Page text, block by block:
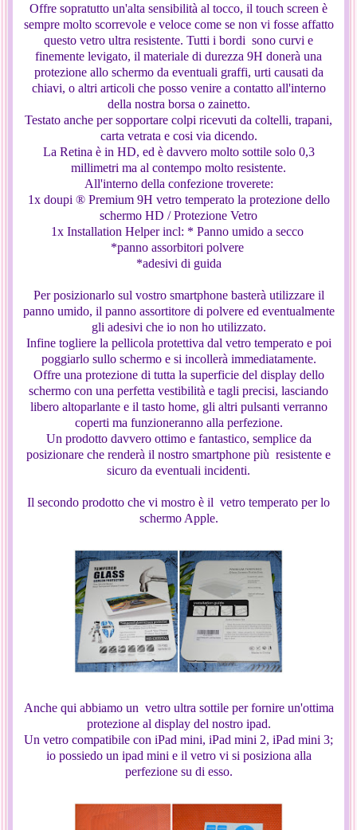
Offre sopratutto un'alta sensibilità al tocco, il touch screen è
sempre molto scorrevole e veloce come se non vi fosse affatto
questo vetro ultra resistente. Tutti i bordi sono curvi e
finemente levigato, il materiale di durezza 9H donerà una
protezione allo schermo da eventuali graffi, urti causati da
chiavi, o altri articoli che posso venire a contatto all'interno
della nostra borsa o zainetto.
Testato anche per sopportare colpi ricevuti da coltelli, trapani,
carta vetrata e cosi via dicendo.
La Retina è in HD, ed è davvero molto sottile solo 0,3
millimetri ma al contempo molto resistente.
All'interno della confezione troverete:
1x doupi ® Premium 9H vetro temperato la protezione dello
schermo HD / Protezione Vetro
1x Installation Helper incl: * Panno umido a secco
*panno assorbitori polvere
*adesivi di guida
Per posizionarlo sul vostro smartphone basterà utilizzare il
panno umido, il panno assortitore di polvere ed eventualmente
gli adesivi che io non ho utilizzato.
Infine togliere la pellicola protettiva dal vetro temperato e poi
poggiarlo sullo schermo e si incollerà immediatamente.
Offre una protezione di tutta la superficie del display dello
schermo con una perfetta vestibilità e tagli precisi, lasciando
libero altoparlante e il tasto home, gli altri pulsanti verranno
coperti ma funzioneranno alla perfezione.
Un prodotto davvero ottimo e fantastico, semplice da
posizionare che renderà il nostro smartphone più resistente e
sicuro da eventuali incidenti.
Il secondo prodotto che vi mostro è il vetro temperato per lo
schermo Apple.
Anche qui abbiamo un vetro ultra sottile per fornire un'ottima
protezione al display del nostro ipad.
Un vetro compatibile con iPad mini, iPad mini 2, iPad mini 3;
io possiedo un ipad mini e il vetro vi si posiziona alla
perfezione su di esso.